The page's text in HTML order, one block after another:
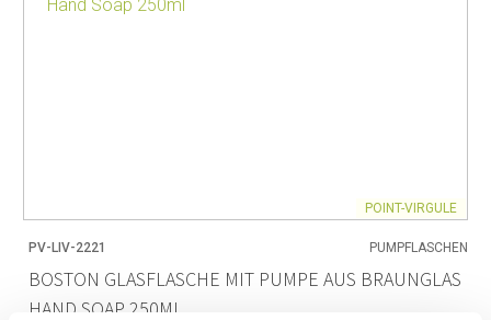
POINT-VIRGULE
PV-LIV-2221 PUMPFLASCHEN
BOSTON GLASFLASCHE MIT PUMPE AUS BRAUNGLAS
HAND SOAP 250ML